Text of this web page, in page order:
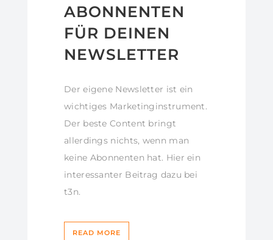
ABONNENTEN
FÜR DEINEN
NEWSLETTER
Der eigene Newsletter ist ein
wichtiges Marketinginstrument.
Der beste Content bringt
allerdings nichts, wenn man
keine Abonnenten hat. Hier ein
interessanter Beitrag dazu bei
t3n.
READ MORE